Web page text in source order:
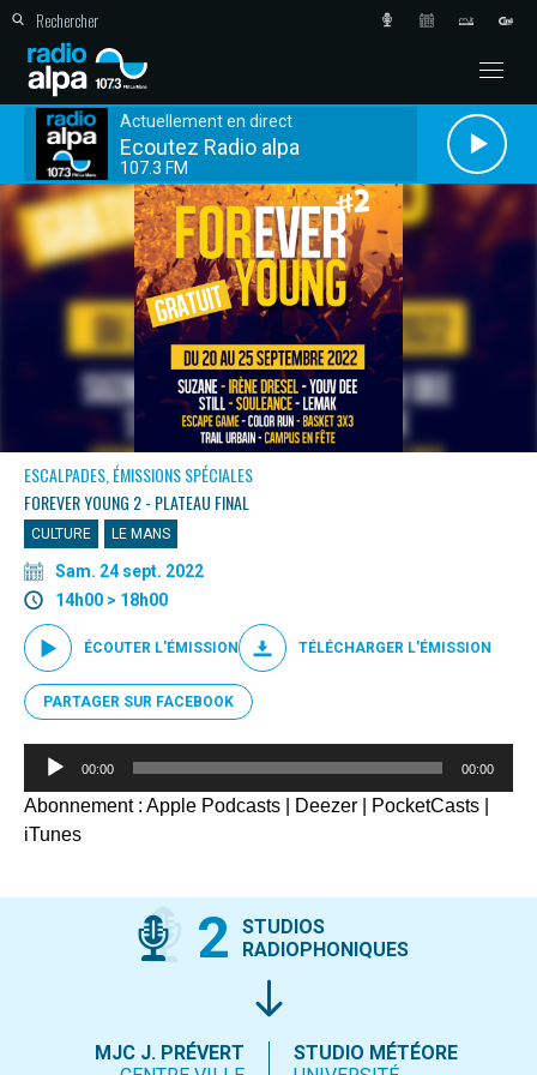
Actuellement en direct
Ecoutez Radio alpa
107.3 FM
ESCALPADES, ÉMISSIONS SPÉCIALES
FOREVER YOUNG 2 - PLATEAU FINAL
CULTURE LE MANS
Sam. 24 sept. 2022
14h00 > 18h00
ÉCOUTER L'ÉMISSION TÉLÉCHARGER L'ÉMISSION
PARTAGER SUR FACEBOOK
Lecteur
00:00 00:00
Abonnement : Apple Podcasts Deezer PocketCasts
iTunes
2
STUDIOS
RADIOPHONIQUES
MJC J. PRÉVERT
STUDIO MÉTÉORE